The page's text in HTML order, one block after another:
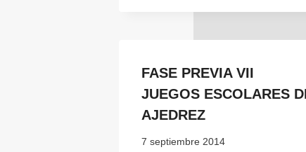
FASE PREVIA VII
JUEGOS ESCOLARES
AJEDREZ
7 septiembre 2014